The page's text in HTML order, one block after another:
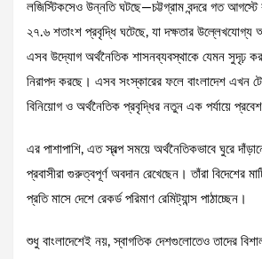
লজিস্টিকসেও উন্নতি ঘটছে—চট্টগ্রাম বন্দরে গত আগস্টে
২৭.৬ শতাংশ প্রবৃদ্ধি ঘটেছে, যা দক্ষতার উল্লেখযোগ্য
এসব উদ্যোগ অর্থনৈতিক শাসনব্যবস্থাকে যেমন সুদৃঢ়
নিরাপদ করছে। এসব সংস্কারের ফলে বাংলাদেশ এখন
বিনিয়োগ ও অর্থনৈতিক প্রবৃদ্ধির নতুন এক পর্যায়ে
এর পাশাপাশি, এত স্বল্প সময়ে অর্থনৈতিকভাবে ঘুরে
প্রবাসীরা গুরুত্বপূর্ণ অবদান রেখেছেন। তাঁরা বিদেশের
প্রতি মাসে দেশে রেকর্ড পরিমাণ রেমিট্যান্স পাঠাচ্ছেন।
শুধু বাংলাদেশেই নয়, স্বাগতিক দেশগুলোতেও তাদের